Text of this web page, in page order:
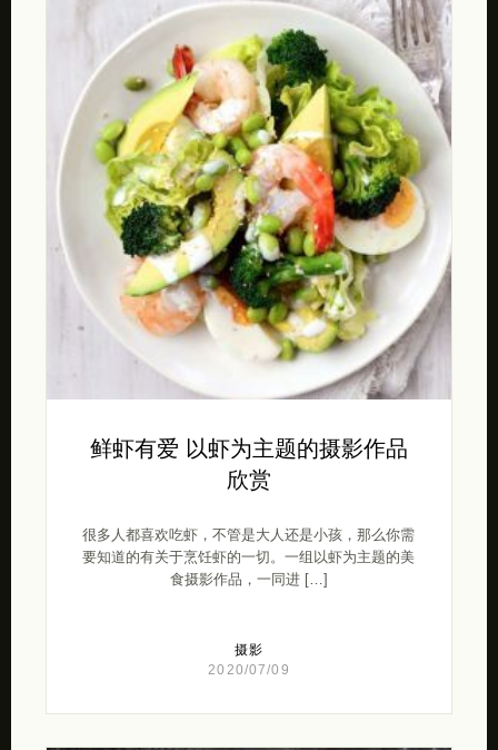
鲜虾有爱 以虾为主题的摄影作品
欣赏
很多人都喜欢吃虾，不管是大人还是小孩，那么你需
要知道的有关于烹饪虾的一切。一组以虾为主题的美
食摄影作品，一同进 […]
摄影
2020/07/09